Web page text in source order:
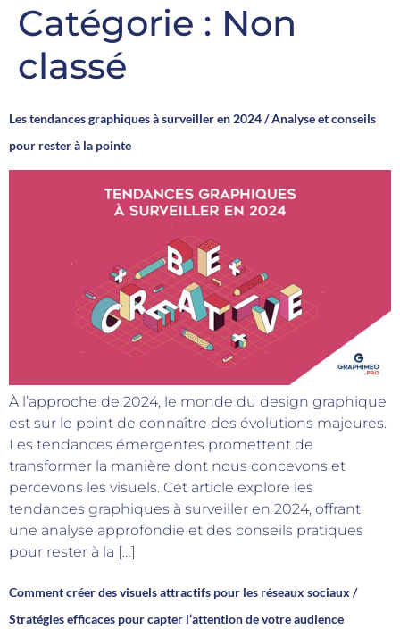
Catégorie : Non
classé
Les tendances graphiques à surveiller en 2024 / Analyse et conseils
pour rester à la pointe
À l’approche de 2024, le monde du design graphique
est sur le point de connaître des évolutions majeures.
Les tendances émergentes promettent de
transformer la manière dont nous concevons et
percevons les visuels. Cet article explore les
tendances graphiques à surveiller en 2024, offrant
une analyse approfondie et des conseils pratiques
pour rester à la […]
Comment créer des visuels attractifs pour les réseaux sociaux /
Stratégies efficaces pour capter l’attention de votre audience